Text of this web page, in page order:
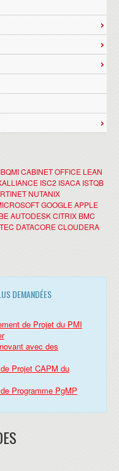
IBQMICABINET OFFICE LEAN
ISC2 ISACA ISTQB
NUTANIX
GOOGLEAPPLE
AUTODESKCITRIX BMC
DATACORECLOUDERA
DEMANDÉES
de Projet du PMI
avec des
Projet CAPM du
Programme PgMP